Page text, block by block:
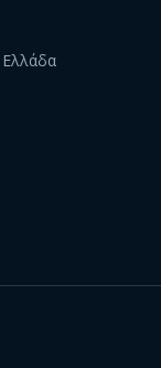
Ελλάδα